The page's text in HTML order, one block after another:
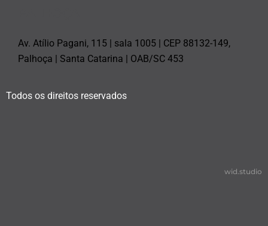
Av. Atílio Pagani, 115 | sala 1005 | CEP 88132-149,
Palhoça | Santa Catarina | OAB/SC 453
Todos os direitos reservados
wid.studio